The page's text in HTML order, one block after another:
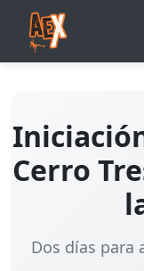
Cerro
Dos días para